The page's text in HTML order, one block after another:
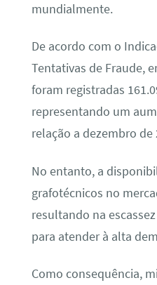
mundialmente.
De acordo com o
Tentativas de Fraude,
foram registradas
representando um
relação a dezembro de
No entanto, a
grafotécnicos no
resultando na
para atender à alta
Como consequência,